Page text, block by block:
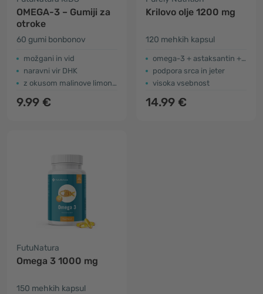
OMEGA-3 – Gumiji za
otroke
60 gumi bonbonov
možgani in vid
naravni vir DHK
z okusom malinove limonade
9.99 €
Krilovo olje 1200 mg
120 mehkih kapsul
omega-3 + astaksantin + holin
podpora srca in jeter
visoka vsebnost
14.99 €
FutuNatura
Omega 3 1000 mg
150 mehkih kapsul